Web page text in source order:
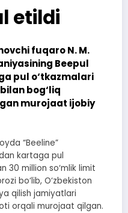
etildi
fuqaro N. M.
Beepul
pul o‘tkazmalari
bog‘liq
murojaat ijobiy
“Beeline”
kartaga pul
30 million so‘mlik limit
bo‘lib, O‘zbekiston
qilish jamiyatlari
orqali murojaat qilgan.